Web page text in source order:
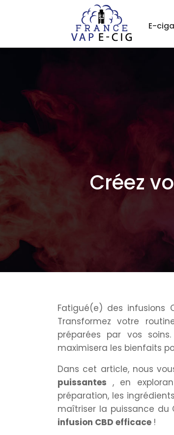
E-
Créez
Fatigué(e) des infusions
Transformez votre
préparées par vos
maximisera les bienfaits
Dans cet article, nous
puissantes , en
préparation, les
maîtriser la puissance du
infusion CBD efficace !